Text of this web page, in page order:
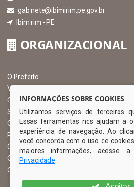
gabinete@ibimirim.pe.gov.br
Ibimirim - PE
ORGANIZACIONAL
O Prefeito
Vice Prefeito
Ouvidoria Municipal
Serviço de Informação ao Cidadão – SIC
Chefe de Gabinete
Procuradoria Geral
Órgão de Controle Interno
Organograma
Comissão Permanente de Licitação – CPL
INFORMAÇÕES SOBRE COOKIES
Utilizamos serviços de terceiros
Essas ferramentas nos ajudam a
experiência de navegação. Ao
você concorda com o uso de
maiores informações, acesse
Privacidade